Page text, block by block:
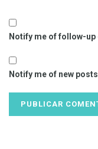
Notify me of follow-
Notify me of new